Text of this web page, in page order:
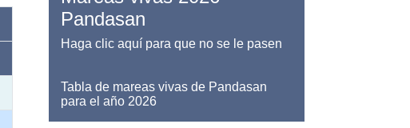
Pandasan
Haga clic aquí para que no se le pasen
Tabla de mareas vivas de Pandasan
para el año 2026